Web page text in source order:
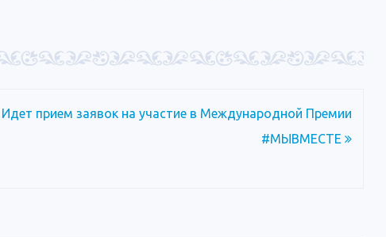
Идет прием заявок на участие в Международной Премии
#МЫВМЕСТЕ